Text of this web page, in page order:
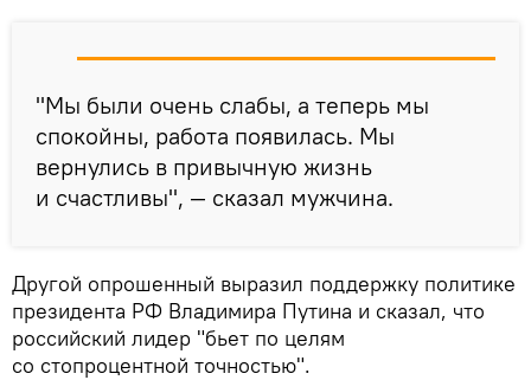
"Мы были очень слабы, а теперь мы
спокойны, работа появилась. Мы
вернулись в привычную жизнь
и счастливы", — сказал мужчина.
Другой опрошенный выразил поддержку политике
президента РФ Владимира Путина и сказал, что
российский лидер "бьет по целям
со стопроцентной точностью".